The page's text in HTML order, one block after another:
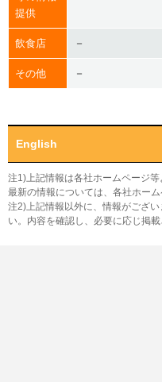
提供
飲食店 －
その他 －
English
注1)上記情報は各社ホームページ
最新の情報については、各社ホーム
注2)上記情報以外に、情報がござ
い。内容を確認し、必要に応じ掲載